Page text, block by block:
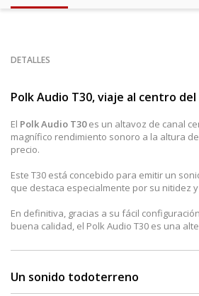
DETALLES
Polk Audio T30, viaje al centro
El Polk Audio T30es un altavoz de canal
magnífico rendimiento sonoro a la altura
precio.
Este T30 está concebido para emitir un
que destaca especialmente por su nitidez
En definitiva, gracias a su fácil
buena calidad, el Polk Audio T30 es una
Un sonido todoterreno